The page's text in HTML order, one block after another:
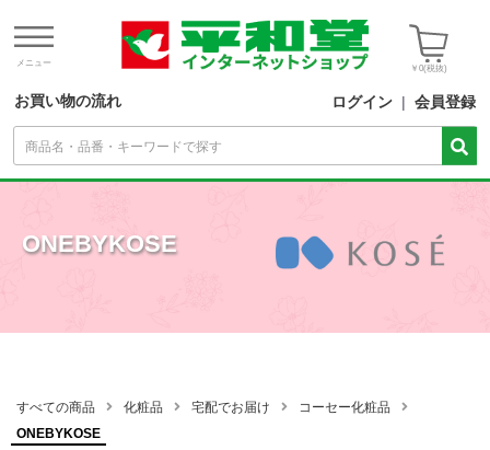
メニュー
￥0(税抜)
お買い物の流れ ログイン | 会員登録
ONEBYKOSE
すべての商品 化粧品 宅配でお届け
コーセー化粧品
ONEBYKOSE